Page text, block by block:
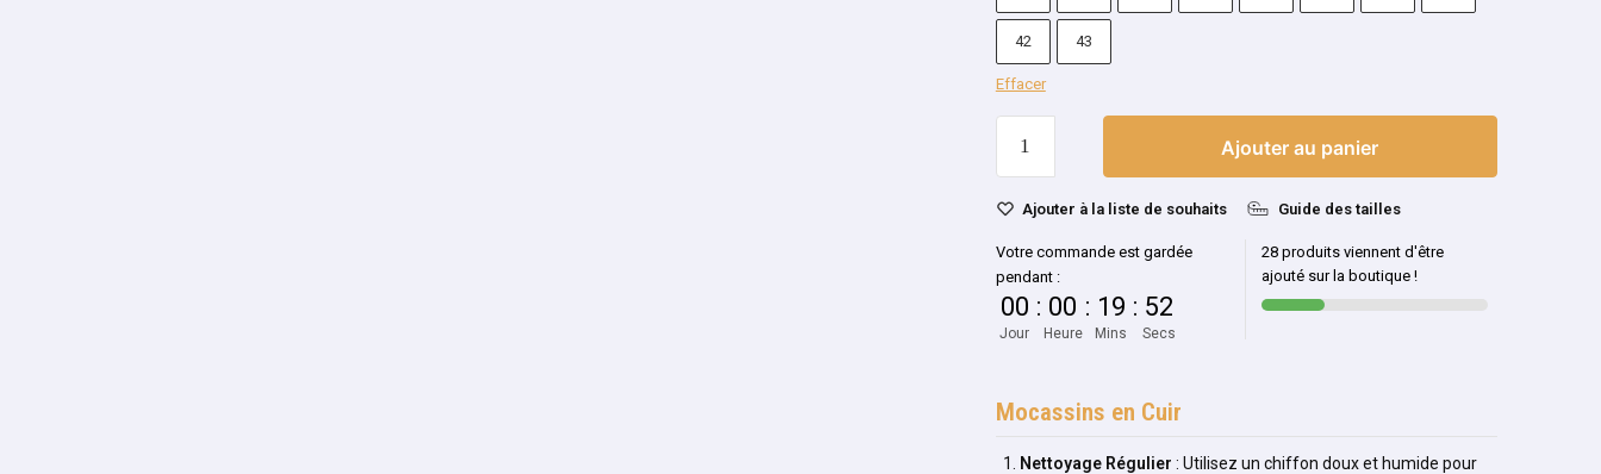
42 43
Effacer
Ajouter au panier
Ajouter à la liste de souhaits Guide des tailles
Votre commande est gardée
pendant :
00
Jour
: 00
Heure
: 19
Mins
: 51
Secs
28 produits viennent d'être
ajouté sur la boutique !
Mocassins en Cuir
Nettoyage Régulier : Utilisez un chiffon doux et humide pour